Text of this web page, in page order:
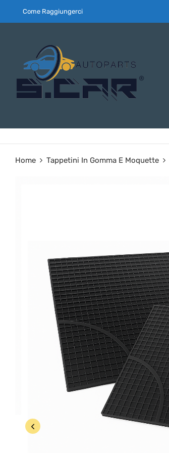
Come Raggiungerci
Home Tappetini In Gomma E Moquette